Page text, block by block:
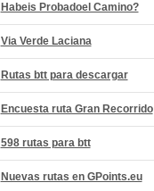
Habeis Probadoel Camino?
Via Verde Laciana
Rutas btt para descargar
Encuesta ruta Gran Recorrido
598 rutas para btt
Nuevas rutas en GPoints.eu